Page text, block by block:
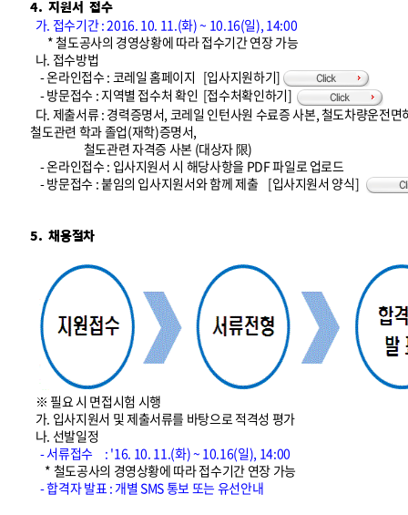
4. 지원서 접수
가. 접수기간 : 2016. 10. 11.(화) ~ 10.16(일), 14:00
* 철도공사의 경영상황에 따라 접수기간 연장 가능
나. 접수방법
- 온라인접수 : 코레일 홈페이지 [입사지원하기]
- 방문접수 : 지역별 접수처 확인 [접수처확인하기]
다. 제출서류 : 경력증명서, 코레일 인턴사원 수료증 사본, 철도차량운전면
철도관련 학과 졸업(재학)증명서,
철도관련 자격증 사본 (대상자 限)
- 온라인접수 : 입사지원서 시 해당사항을 PDF 파일로 업로드
- 방문접수 : 붙임의 입사지원서와 함께 제출 [입사지원서 양식]
5. 채용절차
※ 필요 시 면접시험 시행
가. 입사지원서 및 제출서류를 바탕으로 적격성 평가
나. 선발일정
- 서류접수 : '16. 10. 11.(화) ~ 10.16(일), 14:00
* 철도공사의 경영상황에 따라 접수기간 연장 가능
- 합격자 발표 : 개별 SMS 통보 또는 유선안내